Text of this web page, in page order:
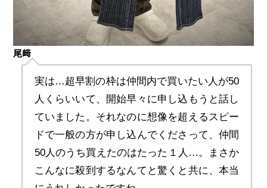
尾﨑
実は…超早割の枠は仲間内で買いたい人が50
人くらいいて、開始早々に申し込もうと話し
ていました。それなのに想像を超えるスピー
ドで一般の方が申し込んでくださって、仲間
50人のうち買えたのはたった１人…。まさか
こんなに殺到するなんてと驚くと共に、本当